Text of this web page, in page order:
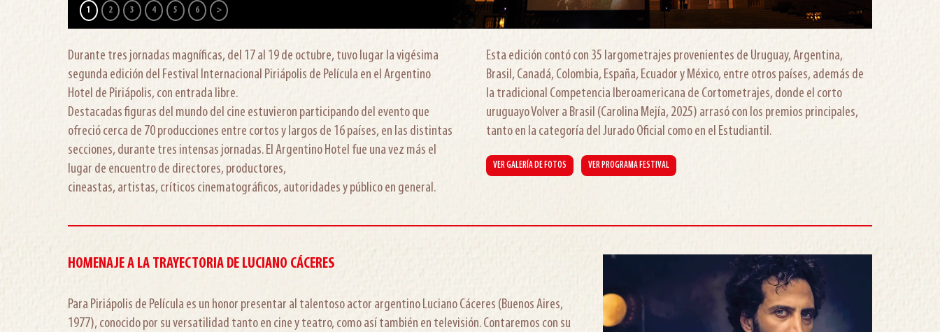
1 2 3 4 5 6 >
Durante tres jornadas magníficas, del 17 al 19 de octubre, tuvo lugar la vigésima
segunda edición del Festival Internacional Piriápolis de Película en el Argentino
Hotel de Piriápolis, con entrada libre.
Destacadas figuras del mundo del cine estuvieron participando del evento que
ofreció cerca de 70 producciones entre cortos y largos de 16 países, en las distintas
secciones, durante tres intensas jornadas. El Argentino Hotel fue una vez más el
lugar de encuentro de directores, productores,
cineastas, artistas, críticos cinematográficos, autoridades y público en general.
Esta edición contó con 35 largometrajes provenientes de Uruguay, Argentina,
Brasil, Canadá, Colombia, España, Ecuador y México, entre otros países, además de
la tradicional Competencia Iberoamericana de Cortometrajes, donde el corto
uruguayo Volver a Brasil (Carolina Mejía, 2025) arrasó con los premios principales,
tanto en la categoría del Jurado Oficial como en el Estudiantil.
VER GALERÍA DE FOTOS VER PROGRAMA FESTIVAL
HOMENAJE A LA TRAYECTORIA DE LUCIANO CÁCERES
Para Piriápolis de Película es un honor presentar al talentoso actor argentino Luciano Cáceres (Buenos Aires,
1977), conocido por su versatilidad tanto en cine y teatro, como así también en televisión. Contaremos con su